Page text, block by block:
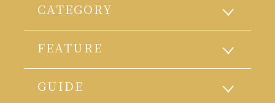
CATEGORY
FEATURE
GUIDE